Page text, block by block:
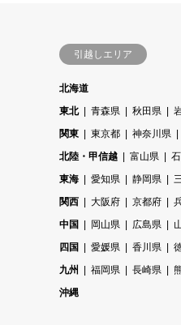
引越しエリア
北海道
東北
青森県 秋田県
関東
東京都 神奈川県
北陸・甲信越
富山県
東海
愛知県 静岡県
関西
大阪府 京都府
中国
岡山県 広島県
四国
愛媛県 香川県
九州
福岡県 長崎県
沖縄